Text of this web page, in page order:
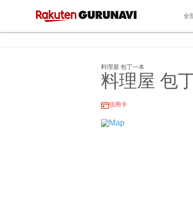
全
料理屋 包丁一本
料理屋 包
信用卡